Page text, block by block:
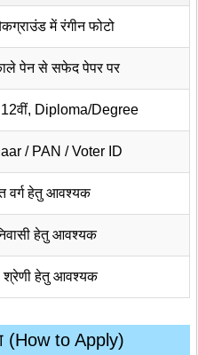
में रंगीन फोटो
पेन से सफेद पेपर पर
12वीं, Diploma/Degree
/ PAN / Voter ID
वर्ग हेतु आवश्यक
हेतु आवश्यक
श्रेणी हेतु आवश्यक
(How to Apply)